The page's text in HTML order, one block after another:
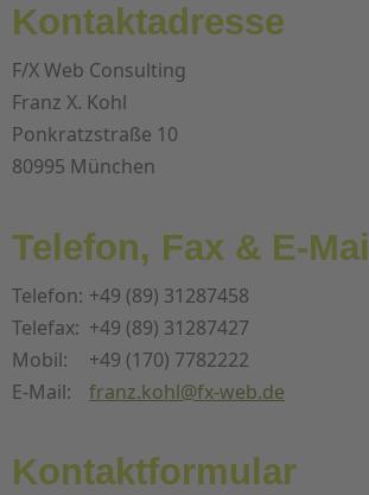
Kontaktadresse
F/X Web Consulting
Franz X. Kohl
Ponkratzstraße 10
80995 München
Telefon, Fax & E-Mail
Telefon: +49 (89) 31287458
Telefax: +49 (89) 31287427
Mobil:
+49 (170) 7782222
E-Mail:
ed.bew-xf@lhok.znarf
Kontaktformular